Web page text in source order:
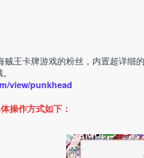
王卡牌游戏的粉丝，内置超详
view/punkhead
操作方式如下：